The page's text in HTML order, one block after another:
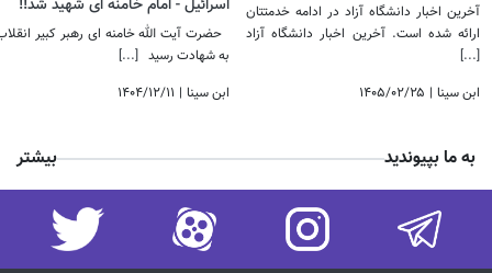
آخرین اخبار دانشگاه آزاد در ادامه خدمتتان
ارائه شده است. آخرین اخبار دانشگاه آزاد
[...]
۱۴۰۵/۰۲/۲۵ | ابن سینا
اسرائیل - امام خامنه ای شهید شد!! ​​​​​​​
حضرت آیت الله خامنه ای رهبر کبیر
به شهادت رسید
[...]
۱۴۰۴/۱۲/۱۱ | ابن سینا
به ما بپیوندید بیشتر